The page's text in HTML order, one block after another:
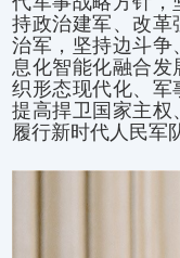
持政治建军、改革
治军，坚持边斗争
息化智能化融合发
织形态现代化、军
提高捍卫国家主权
履行新时代人民军